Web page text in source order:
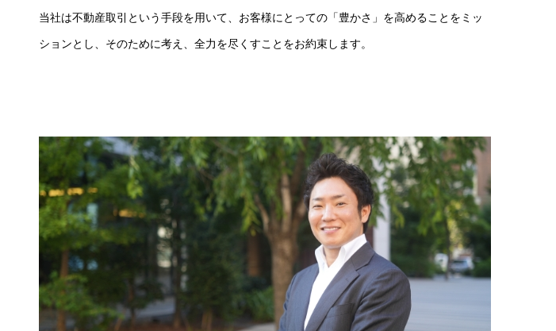
当社は不動産取引という手段を用いて、お客様にとっての「豊かさ」を高めることをミッ
ションとし、そのために考え、全力を尽くすことをお約束します。